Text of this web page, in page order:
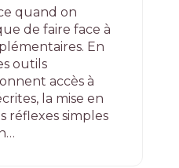
quand on
de faire face à
En
outils
accès à
la mise en
réflexes simples